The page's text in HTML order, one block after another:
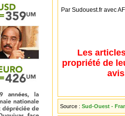
Par Sudouest.fr avec
Les
propriété de
Source : Sud-Ouest -